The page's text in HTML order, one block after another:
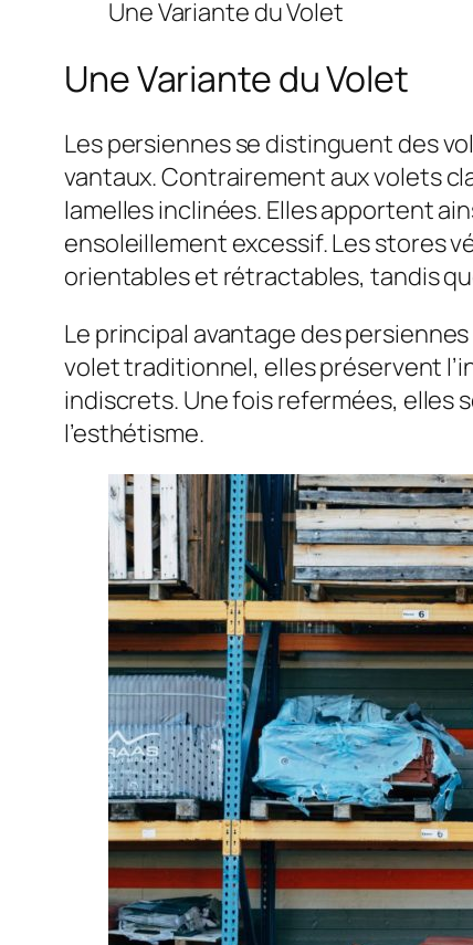
Une Variante du Volet
Une Variante du Volet
Les persiennes se distinguent des
vantaux. Contrairement aux volets
lamelles inclinées. Elles apportent
ensoleillement excessif. Les stores
orientables et rétractables, tandis
Le principal avantage des
volet traditionnel, elles préservent
indiscrets. Une fois refermées,
l’esthétisme.